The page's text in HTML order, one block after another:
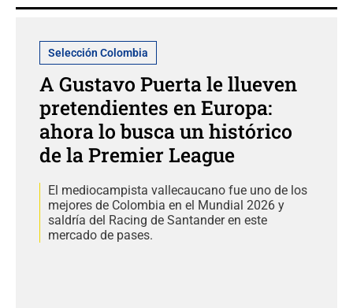
Selección Colombia
A Gustavo Puerta le llueven
pretendientes en Europa:
ahora lo busca un histórico
de la Premier League
El mediocampista vallecaucano fue uno de los
mejores de Colombia en el Mundial 2026 y
saldría del Racing de Santander en este
mercado de pases.